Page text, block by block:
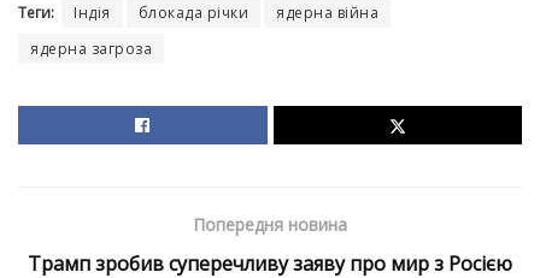
Теги: Індія блокада річки
ядерна війна
ядерна загроза
Попередня новина
Трамп зробив суперечливу заяву про мир з Росією